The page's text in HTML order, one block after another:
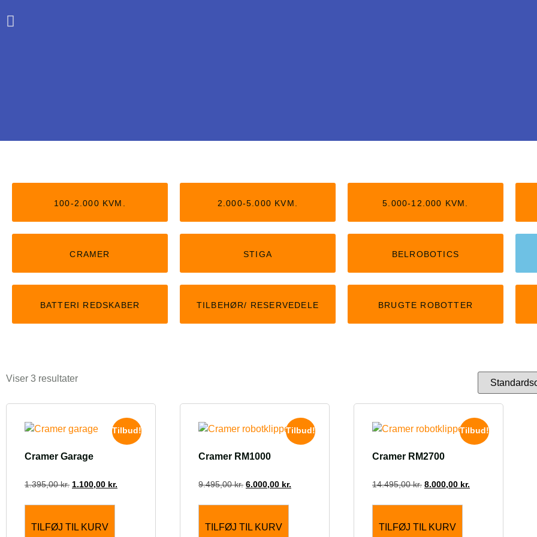
Stiga uden kantledning
KLIK HER
100-2.000 KVM. 2.000-5.000 KVM. 5.000-12.000 KVM.
CRAMER STIGA BELROBOTICS
BATTERI REDSKABER TILBEHØR/ RESERVEDELE BRUGTE ROBOTTER
Viser 3 resultater
Tilbud!
Cramer Garage
1.395,00kr. 1.100,00 kr.
TILFØJ TIL KURV
Tilbud!
Cramer RM1000
9.495,00kr. 6.000,00 kr.
TILFØJ TIL KURV
Tilbud!
Cramer RM2700
14.495,00kr. 8.000,00 kr.
TILFØJ TIL KURV